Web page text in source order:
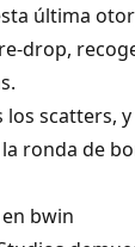
última
drop,
scatters,
ronda de
en bwin